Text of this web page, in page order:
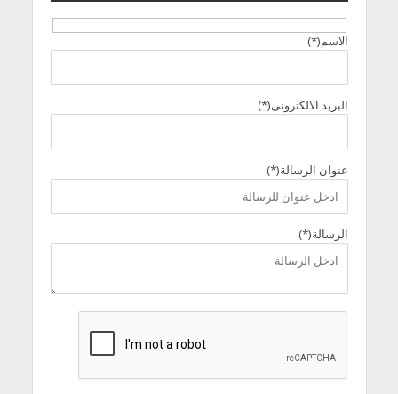
الاسم(*)
البريد الالكترونى(*)
عنوان الرسالة(*)
الرسالة(*)